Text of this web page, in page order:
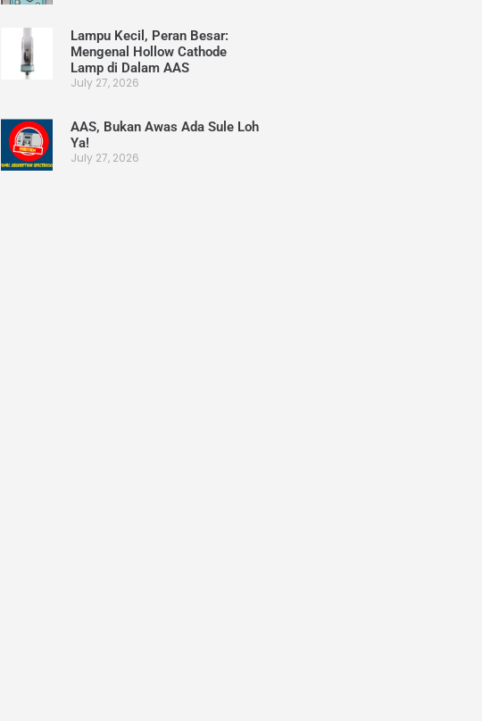
Lampu Kecil, Peran Besar:
Mengenal Hollow Cathode
Lamp di Dalam AAS
July 27, 2026
AAS, Bukan Awas Ada Sule Loh
Ya!
July 27, 2026